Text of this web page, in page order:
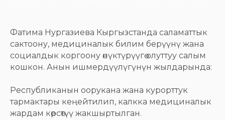
Фатима Нургазиева Кыргызстанда саламаттык
сактоону, медициналык билим берүүнү жана
социалдык коргоону өнүктүрүүгө олуттуу салым
кошкон. Анын ишмердүүлүгүнүн жылдарында:
Республиканын оорукана жана курорттук
тармактары кеңейтилип, калкка медициналык
жардам көрсөтүү жакшыртылган.